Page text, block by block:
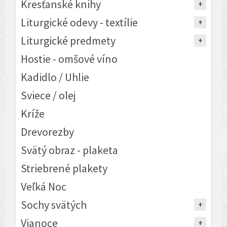
Kresťanské knihy
Liturgické odevy - textílie
Liturgické predmety
Hostie - omšové víno
Kadidlo / Uhlie
Sviece / olej
Kríže
Drevorezby
Svätý obraz - plaketa
Striebrené plakety
Veľká Noc
Sochy svätých
Vianoce